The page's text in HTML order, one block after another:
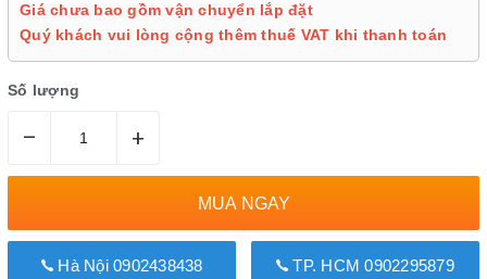
Giá chưa bao gồm vận chuyển lắp đặt
Quý khách vui lòng cộng thêm thuế VAT khi thanh toán
Số lượng
– +
MUA NGAY
Hà Nội 0902438438 TP. HCM 0902295879